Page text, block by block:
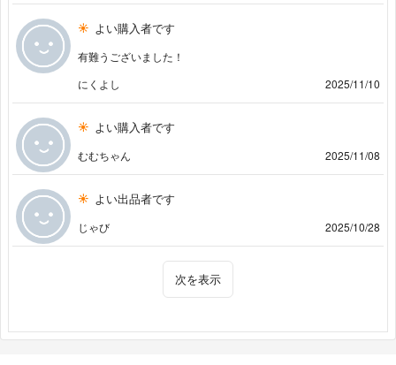
よい購入者です
有難うございました！
にくよし
2025/11/10
よい購入者です
むむちゃん 2025/11/08
よい出品者です
じゃび 2025/10/28
次を表示